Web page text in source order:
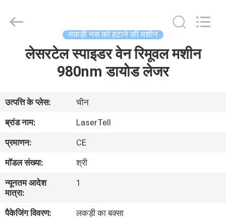
हमारे
बारे
कारखाना
भ्रमण
Developed
मकड़ी नस को हटाने की मशीन
लेसरटेल स्पाइडर वेन रिमूवल मशीन
980nm डायोड लेजर
उत्पत्ति के प्लेस:
चीन
ब्रांड नाम:
LaserTell
प्रमाणन:
CE
मॉडल संख्या:
श्री
न्यूनतम आदेश
मात्रा:
1
पैकेजिंग विवरण:
लकड़ी का बक्सा